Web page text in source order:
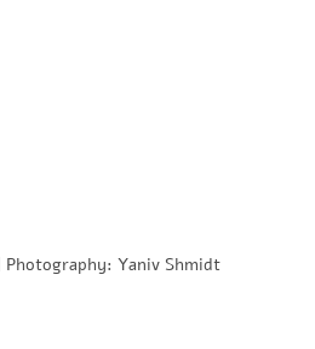
Yaniv Shmidt